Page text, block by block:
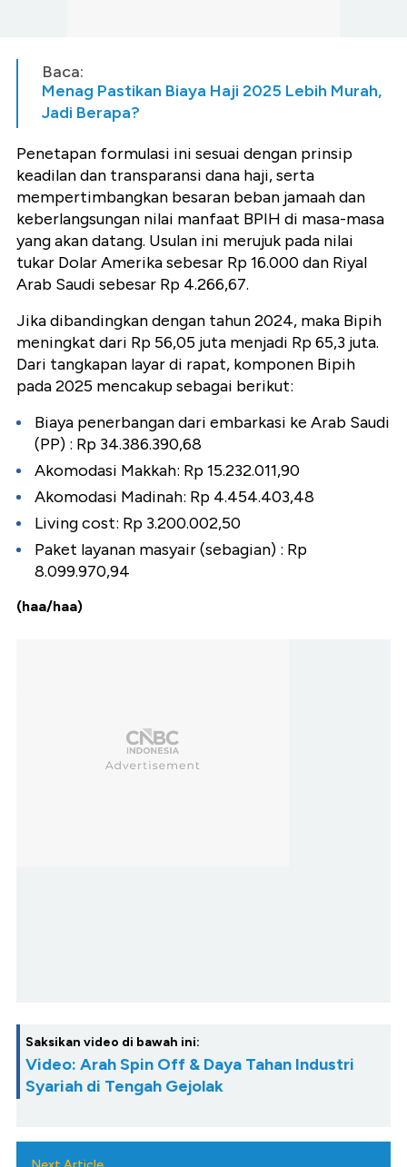
Baca:
Menag Pastikan Biaya Haji 2025 Lebih Murah,
Jadi Berapa?
Penetapan formulasi ini sesuai dengan prinsip
keadilan dan transparansi dana haji, serta
mempertimbangkan besaran beban jamaah dan
keberlangsungan nilai manfaat BPIH di masa-masa
yang akan datang. Usulan ini merujuk pada nilai
tukar Dolar Amerika sebesar Rp 16.000 dan Riyal
Arab Saudi sebesar Rp 4.266,67.
Jika dibandingkan dengan tahun 2024, maka Bipih
meningkat dari Rp 56,05 juta menjadi Rp 65,3 juta.
Dari tangkapan layar di rapat, komponen Bipih
pada 2025 mencakup sebagai berikut:
Biaya penerbangan dari embarkasi ke Arab Saudi
(PP) : Rp 34.386.390,68
Akomodasi Makkah: Rp 15.232.011,90
Akomodasi Madinah: Rp 4.454.403,48
Living cost: Rp 3.200.002,50
Paket layanan masyair (sebagian) : Rp
8.099.970,94
(haa/haa)
Saksikan video di bawah ini:
Video: Arah Spin Off & Daya Tahan Industri
Syariah di Tengah Gejolak